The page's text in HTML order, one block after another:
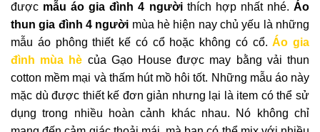
được mẫu áo gia đình 4 ngườithích hợp nhất nhé.Áo
thun gia đình 4 người mùa hè hiện nay chủ yếu là những
mẫu áo phông thiết kế có cổ hoặc không có cổ.Áo gia
đình mùa hè của Gạo House được may bằng vải thun
cotton mềm mại và thấm hút mồ hôi tốt. Những mẫu áo này
mặc dù được thiết kế đơn giản nhưng lại là item có thể sử
dụng trong nhiều hoàn cảnh khác nhau. Nó không chỉ